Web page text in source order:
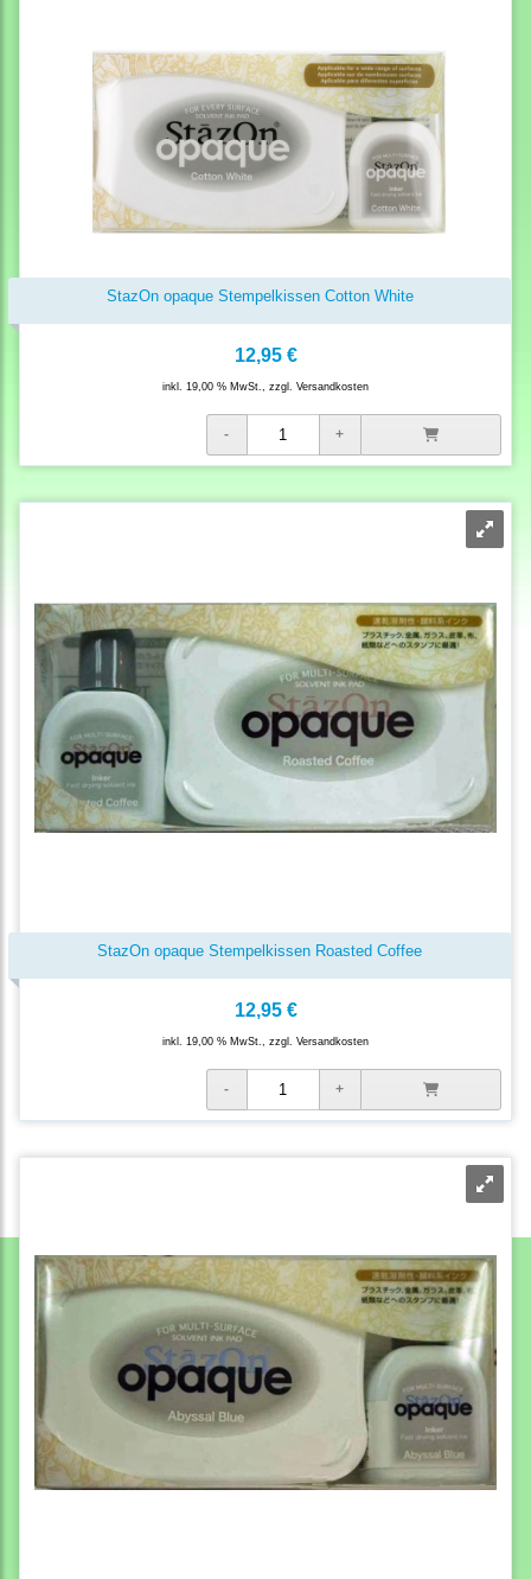
StazOn opaque Stempelkissen Cotton White
12,95 €
inkl. 19,00 % MwSt., zzgl. Versandkosten
StazOn opaque Stempelkissen Roasted Coffee
12,95 €
inkl. 19,00 % MwSt., zzgl. Versandkosten